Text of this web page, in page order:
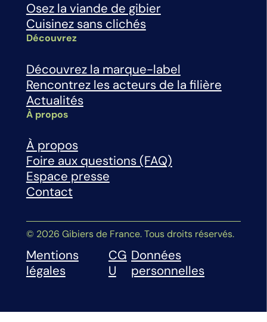
Osez la viande de gibier
Cuisinez sans clichés
Découvrez
Découvrez la marque-label
Rencontrez les acteurs de la filière
Actualités
À propos
À propos
Foire aux questions (FAQ)
Espace presse
Contact
© 2026 Gibiers de France. Tous droits réservés.
Mentions
légales
CG
U
Données
personnelles